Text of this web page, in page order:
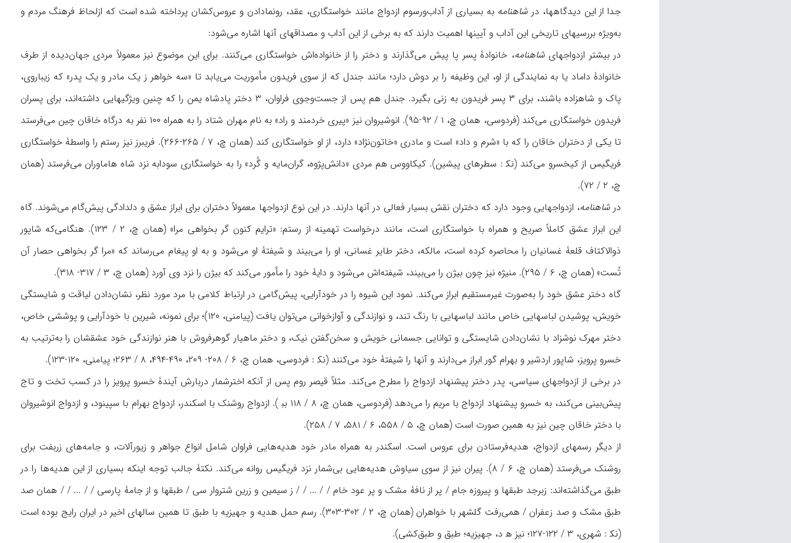
جدا از این دیدگاهها، در شاهنامهبه بسیاری از آداب‌و‌رسوم ازدواج مانند خواستگاری، عقد، رونمادادن و عروس‌کشان پرداخته شده است که ازلحاظ فرهنگ مردم و
به‌ویژه بررسیهای تاریخی این آداب و آیینها اهمیت دارند که به برخی از این آداب و مصداقهای آنها اشاره می‌شود:
در بیشتر ازدواجهایشاهنامه، خانوادۀ پسر پا پیش می‌گذارند و دختر را از خانواده‌اش خواستگاری می‌کنند. برای این موضوع نیز معمولاً مردی جهان‌دیده از طرف
خانوادۀ داماد یا به نمایندگی از او، این وظیفه را بر دوش دارد؛ مانند جندل که از سوی فریدون مأموریت می‌یابد تا «سه خواهر ز یک مادر و یک پدر» که زیباروی،
پاک و شاهزاده باشند، برای ۳ پسر فریدون به زنی بگیرد. جندل هم پس از جست‌وجوی فراوان، ۳ دختر پادشاه یمن را که چنین ویژگیهایی داشته‌اند، برای پسران
فریدون خواستگاری می‌کند (فردوسی، همان چ، ۱ / ۹۲-۹۵). انوشیروان نیز «پیری خردمند و راد» به نام مهران شتاد را به همراه ۱۰۰ نفر به درگاه خاقان چین می‌فرستد
تا یکی از دختران خاقان را که با «شرم و داد» است و مادری «خاتون‌نژاد» دارد، از او خواستگاری کند (همان چ، ۷ / ۲۶۵-۲۶۶). فریبرز نیز رستم را واسطۀ خواستگاری
فریگیس از کیخسرو می‌کند (نک‍ : سطرهای پیشین). کیکاووس هم مردی «دانش‌پژوه، گران‌‌مایه و گُرد» را به خواستگاری سودابه نزد شاه هاماوران می‌فرستد (همان
چ، ۲ / ۷۲).
درشاهنامه، ازدواجهایی وجود دارد که دختران نقش بسیار فعالی در آنها دارند. در این نوع ازدواجها معمولاً دختران برای ابراز عشق و دلدادگی پیش‌گام می‌شوند. گاه
این ابراز عشق کاملاً صریح و همراه با خواستگاری است، مانند درخواست تهمینه از رستم: «ترایم کنون گر بخواهی مرا» (همان چ، ۲ / ۱۲۳). هنگامی‌که شاپور
ذوالاکتاف قلعۀ غسانیان را محاصره کرده است، مالکه، دختر طایر غسانی، او را می‌بیند و شیفتۀ او می‌شود و به او پیغام می‌رساند که «مرا گر بخواهی حصار آن
تُست» (همان چ، ۶ / ۲۹۵). منیژه نیز چون بیژن را می‌بیند، شیفته‌اش می‌شود و دایۀ خود را مأمور می‌کند که بیژن را نزد وی آورد (همان چ، ۳ / ۳۱۷- ۳۱۸).
گاه دختر عشق خود را به‌صورت غیرمستقیم ابراز می‌کند. نمود این شیوه را در خودآرایی، پیش‌گامی در ارتباط کلامی با مرد مورد نظر، نشان‌دادن لیاقت و شایستگی
خویش، پوشیدن لباسهایی خاص مانند لباسهایی با رنگ تند، و نوازندگی و آوازخوانی می‌توان یافت (پیامنی، ۱۲۰)؛ برای نمونه، شیرین با خودآرایی و پوششی خاص،
دختر مهرک نوشزاد با نشان‌دادن شایستگی و توانایی جسمانی خویش و سخن‌گفتن نیک، و دختر ماهیار گوهرفروش با هنر نوازندگی خود عشقشان را به‌ترتیب به
خسرو پرویز، شاپور اردشیر و بهرام گور ابراز می‌دارند و آنها را شیفتۀ خود می‌کنند (نک‍ : فردوسی، همان چ، ۶ / ۲۰۸- ۲۰۹، ۴۹۰-۴۹۴، ۸ / ۲۶۳؛ پیامنی، ۱۲۰-۱۲۳).
در برخی از ازدواجهای سیاسی، پدر دختر پیشنهاد ازدواج را مطرح می‌کند. مثلاً قیصر روم پس از آنکه اخترشمار دربارش آیندۀ خسرو پرویز را در کسب تخت و تاج
پیش‌بینی می‌کند، به خسرو پیشنهاد ازدواج با مریم را می‌دهد (فردوسی، همان چ، ۸ / ۱۱۸ بب‍‌ ). ازدواج روشنک با اسکندر، ازدواج بهرام با سپینود، و ازدواج انوشیروان
با دختر خاقان چین نیز به همین صورت است (همان چ، ۵ / ۵۵۸، ۶ / ۵۸۱، ۷ / ۲۵۸).
از دیگر رسمهای ازدواج، هدیه‌فرستادن برای عروس است. اسکندر به همراه مادر خود هدیه‌هایی فراوان شامل انواع جواهر و زیورآلات، و جامه‌های زربفت برای
روشنک می‌فرستد (همان چ، ۶ / ۸). پیران نیز از سوی سیاوش هدیه‌هایی بی‌شمار نزد فریگیس روانه می‌کند. نکتۀ جالب توجه اینکه بسیاری از این هدیه‌ها را در
طبق می‌گذاشته‌اند: زبرجد طبقها و پیروزه جام / پر از نافۀ مشک و پر عود خام / / ... / / ز سیمین و زرین شتروار سی / طبقها و از جامۀ پارسی / / ... / / همان صد
طبق مشک و صد زعفران / همی‌رفت گلشهر با خواهران (همان چ، ۲ / ۳۰۲-۳۰۳). رسم حمل هدیه و جهیزیه با طبق تا همین سالهای اخیر در ایران رایج بوده است
(نک‍ : شهری، ۳ / ۱۲۲-۱۲۷؛ نیز ه‍ د، جهیزیه؛ طبق و طبق‌کشی).